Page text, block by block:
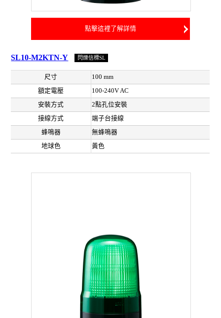
點擊這裡了解詳情
SL10-M2KTN-Y 閃爍信標SL
尺寸
100 mm
額定電壓
100-240V AC
安裝方式
2點孔位安裝
接線方式
端子台接線
蜂鳴器
無蜂鳴器
地球色
黃色